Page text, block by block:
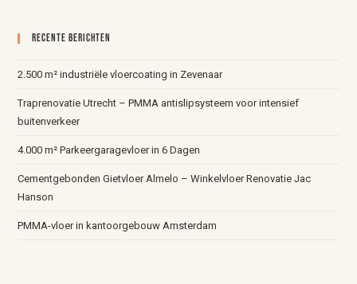
Recente Berichten
2.500 m² industriële vloercoating in Zevenaar
Traprenovatie Utrecht – PMMA antislipsysteem voor intensief
buitenverkeer
4.000 m² Parkeergaragevloer in 6 Dagen
Cementgebonden Gietvloer Almelo – Winkelvloer Renovatie Jac
Hanson
PMMA-vloer in kantoorgebouw Amsterdam